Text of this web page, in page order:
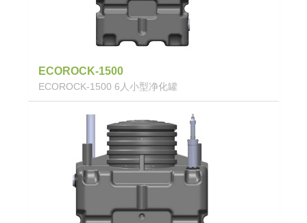
ECOROCK-1500
ECOROCK-1500 6人小型净化罐